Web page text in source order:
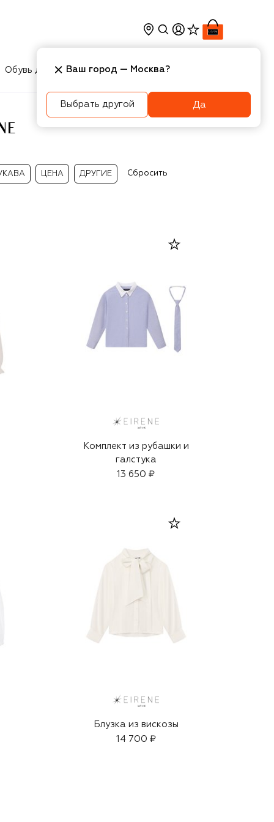
Обувь для мальчиков Игрушки Аксесcуары
ЦЕНА ДРУГИЕ Сбросить
Комплект из рубашки и
галстука
13 650 ₽
Блузка из вискозы
14 700 ₽
Ваш город — Москва?
Выбрать другой Да